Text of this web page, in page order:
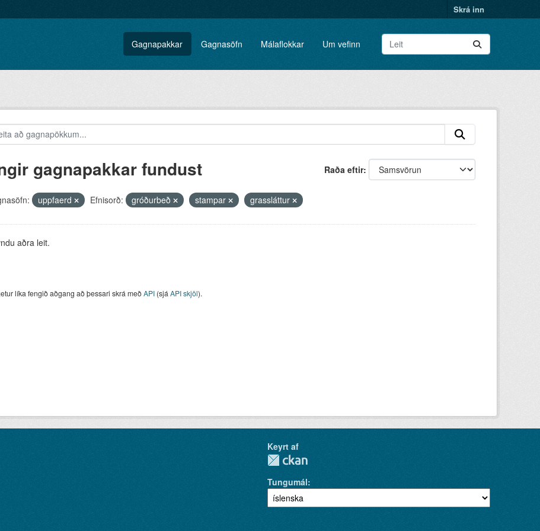
Skrá inn
Gagnapakkar Gagnasöfn Málaflokkar Um vefinn
Raða eftir
gagnapakkar fundust
uppfaerd Efnisorð: gróðurbeð stampar grassláttur
aðra leit.
líka fengið aðgang að þessari skrá meðAPI(sjá API skjöl).
Keyrt af
Tungumál